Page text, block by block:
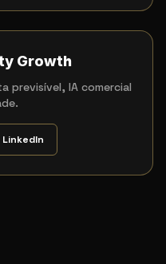
Growth
previsível, IA comercial
LinkedIn